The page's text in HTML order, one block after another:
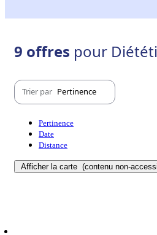
9 offres pour
Trier par Pertinence
Pertinence
Date
Distance
Afficher la carte (contenu non-